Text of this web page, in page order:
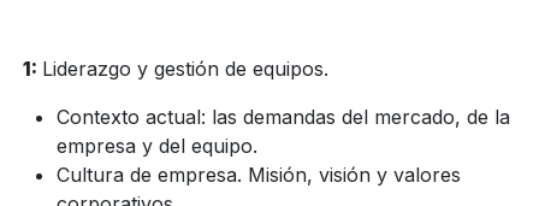
1: Liderazgo y gestión de equipos.
Contexto actual: las demandas del mercado, de la
empresa y del equipo.
Cultura de empresa. Misión, visión y valores